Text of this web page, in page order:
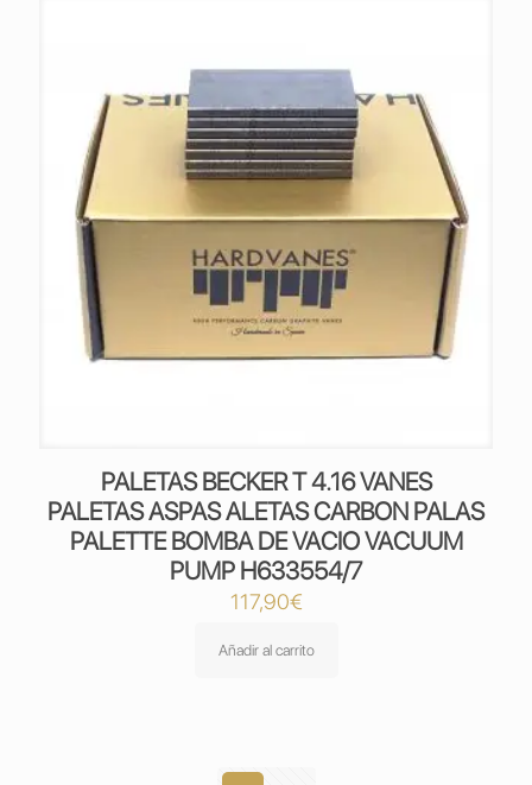
PALETAS BECKER T 4.16 VANES
PALETAS ASPAS ALETAS CARBON PALAS
PALETTE BOMBA DE VACIO VACUUM
PUMP H633554/7
117,90€
Añadir al carrito